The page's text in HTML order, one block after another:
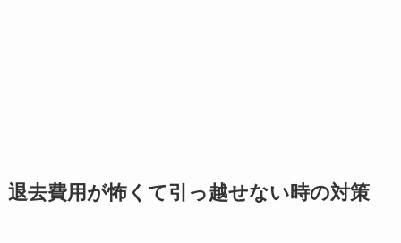
退去費用が怖くて引っ越せない時の対策